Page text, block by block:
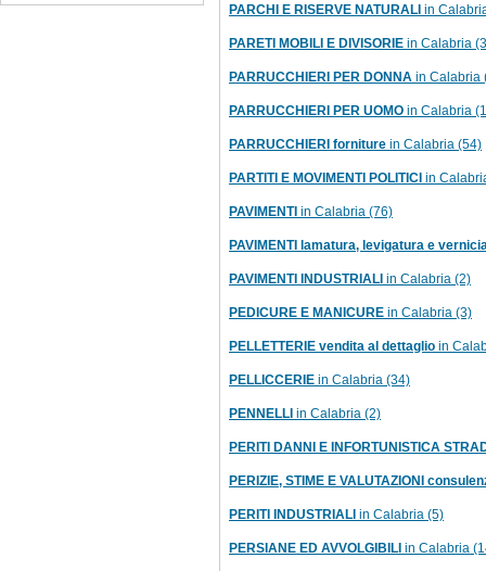
PARCHI E RISERVE NATURALI in
PARETI MOBILI E DIVISORIE in Calabria
PARRUCCHIERI PER DONNA in Calabria
PARRUCCHIERI PER UOMO in Calabria
PARRUCCHIERI forniture in Calabria (54)
PARTITI E MOVIMENTI POLITICI in
PAVIMENTI in Calabria (76)
PAVIMENTI lamatura, levigatura e
PAVIMENTI INDUSTRIALI in Calabria (2)
PEDICURE E MANICURE in Calabria (3)
PELLETTERIE vendita al dettaglio in
PELLICCERIE in Calabria (34)
PENNELLI in Calabria (2)
PERITI DANNI E INFORTUNISTICA
PERIZIE, STIME E VALUTAZIONI
PERITI INDUSTRIALI in Calabria (5)
PERSIANE ED AVVOLGIBILI in Calabria